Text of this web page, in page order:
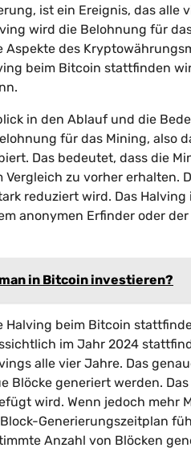
ist ein Ereignis, das
wird die Belohnung für
des
beim Bitcoin stattfinden
in den Ablauf und die
für das Mining, also
Das bedeutet, dass die
zu vorher erhalten.
reduziert wird. Das
anonymen Erfinder oder
in Bitcoin investieren?
Halving beim Bitcoin
im Jahr 2024
alle vier Jahre. Das
Blöcke generiert werden.
wird. Wenn jedoch mehr
Generierungszeitplan
Anzahl von Blöcken